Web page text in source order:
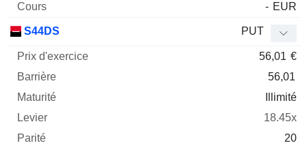
- EUR
S44DS PUT
56,01 €
56,01
Illimité
18.45x
20